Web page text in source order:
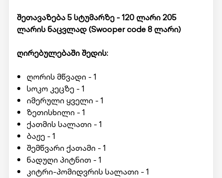
შეთავაზება 5 სტუმარზე - 120 ლარი 205
ლარის ნაცვლად (Swooper code 8 ლარი)
ღირებულებაში შედის:
ღორის მწვადი - 1
სოკო კეცზე - 1
იმერული ყველი - 1
ზეთისხილი - 1
ქათმის სალათი - 1
ბაჟე - 1
შემწვარი ქათამი - 1
ნადუღი პიტნით - 1
კიტრი-პომიდვრის სალათი - 1